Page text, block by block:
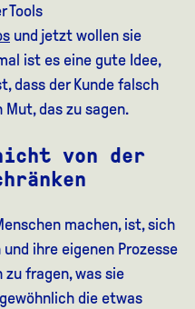
Tools
und jetzt wollen sie
ist es eine gute Idee,
dass der Kunde falsch
das zu sagen.
von der
machen, ist, sich
ihre eigenen Prozesse
fragen, was sie
die etwas